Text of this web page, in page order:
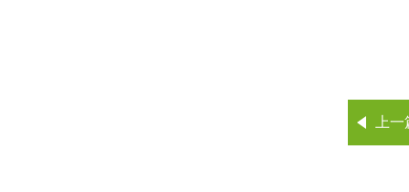
上